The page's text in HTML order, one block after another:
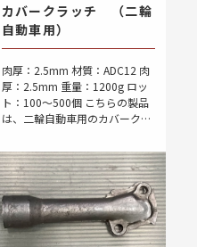
カバークラッチ （二輪
自動車用）
肉厚：2.5mm 材質：ADC12 肉
厚：2.5mm 重量：1200g ロッ
ト：100～500個 こちらの製品
は、二輪自動車用のカバークラ
工・圧検と工程を踏みますが、
鋳造・バリ取り・機械加工 […]